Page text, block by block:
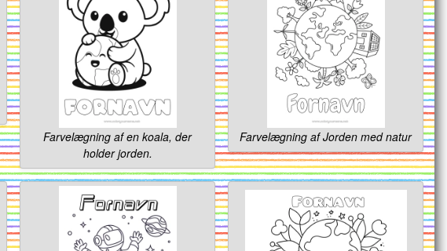
Farvelægning af en koala, der
holder jorden.
Farvelægning af Jorden med natur